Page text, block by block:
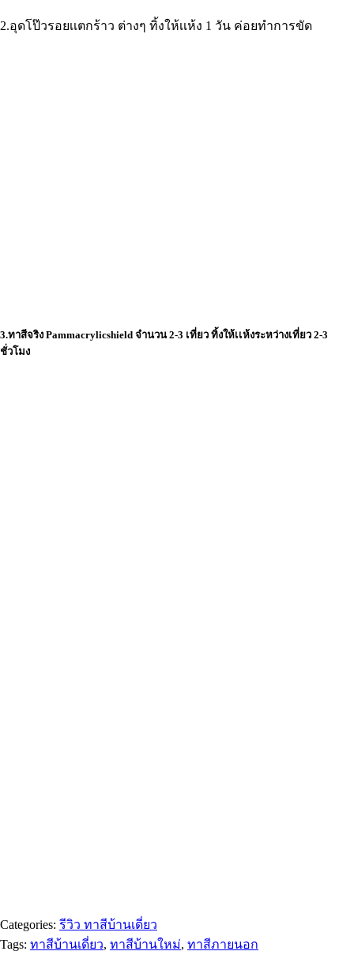
2.อุดโป๊วรอยเเตกร้าว ต่างๆ ทิ้งให้เเห้ง 1 วัน ค่อยทำการขัด
3.ทาสีจริง Pammacrylicshield จำนวน 2-3 เที่ยว ทิ้งให้เเห้งระหว่างเที่ยว 2-3
ชั่วโมง
Categories: รีวิว ทาสีบ้านเดี่ยว
Tags: ทาสีบ้านเดี่ยว, ทาสีบ้านใหม่, ทาสีภายนอก